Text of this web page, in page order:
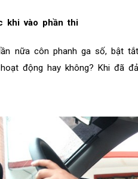
khi vào phần thi
nữa côn phanh ga số, bật
động hay không? Khi đã